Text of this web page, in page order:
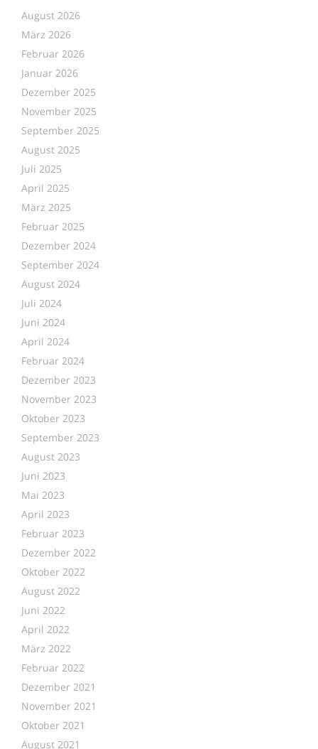
August 2026
März 2026
Februar 2026
Januar 2026
Dezember 2025
November 2025
September 2025
August 2025
Juli 2025
April 2025
März 2025
Februar 2025
Dezember 2024
September 2024
August 2024
Juli 2024
Juni 2024
April 2024
Februar 2024
Dezember 2023
November 2023
Oktober 2023
September 2023
August 2023
Juni 2023
Mai 2023
April 2023
Februar 2023
Dezember 2022
Oktober 2022
August 2022
Juni 2022
April 2022
März 2022
Februar 2022
Dezember 2021
November 2021
Oktober 2021
August 2021